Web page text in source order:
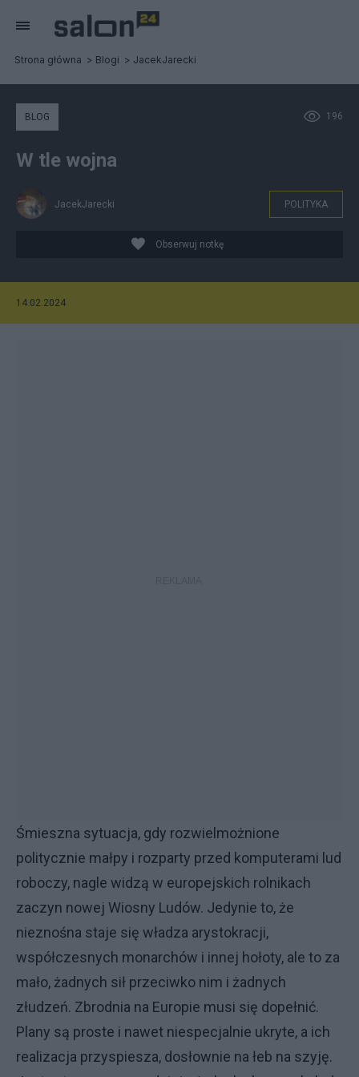
Strona główna Blogi JacekJarecki
196
BLOG
W tle wojna
JacekJarecki POLITYKA
Obserwuj notkę
14.02.2024
Śmieszna sytuacja, gdy rozwielmożnione
politycznie małpy i rozparty przed komputerami lud
roboczy, nagle widzą w europejskich rolnikach
zaczyn nowej Wiosny Ludów. Jedynie to, że
nieznośna staje się władza arystokracji,
współczesnych monarchów i innej hołoty, ale to za
mało, żadnych sił przeciwko nim i żadnych
złudzeń. Zbrodnia na Europie musi się dopełnić.
Plany są proste i nawet niespecjalnie ukryte, a ich
realizacja przyspiesza, dosłownie na łeb na szyję.